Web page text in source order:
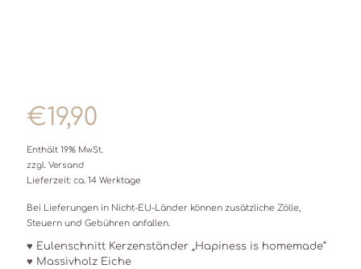
€19,90
Enthält 19% MwSt.
zzgl. Versand
Lieferzeit: ca. 14 Werktage
Bei Lieferungen in Nicht-EU-Länder können zusätzliche Zölle,
Steuern und Gebühren anfallen.
♥ Eulenschnitt Kerzenständer „Hapiness is homemade“
♥ Massivholz Eiche